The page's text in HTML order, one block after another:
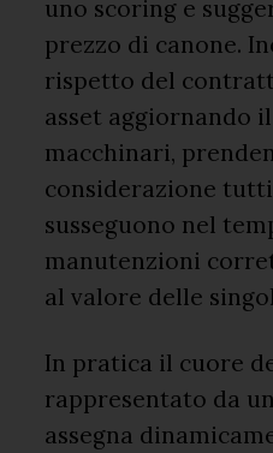
uno scoring e
prezzo di canone.
rispetto del
asset aggiornando
macchinari,
considerazione
susseguono nel
manutenzioni
al valore delle
In pratica il cuore
rappresentato da
assegna